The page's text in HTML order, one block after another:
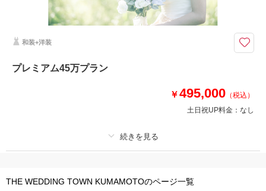
撮影DVDデータ・前撮り着用分クリーニング代・映像・キャンバスボー
ド・当日衣装(クリーニング代別途）・当日スナップ・撮影小物・ロケ出張
アルバム40P・衣装・美容・ロケ出張費・撮影小物・クリーニング代等撮影
バス＋当日衣装＋当日カメラマン付き。前撮りも結婚式もコストを大幅カッ
来店・オンライン を確認する
和装+洋装
プレミアム45万プラン
￥495,000 （税込）
土日祝UP料金： なし
撮影料 新婦衣装4着
THE WEDDING TOWN KUMAMOTOのページ一覧